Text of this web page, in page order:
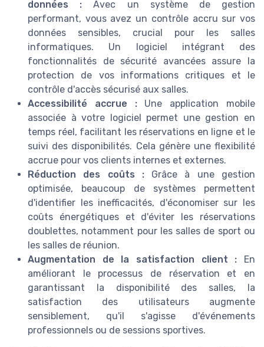
données : Avec un système de gestion
performant, vous avez un contrôle accru sur vos
données sensibles, crucial pour les salles
informatiques. Un logiciel intégrant des
fonctionnalités de sécurité avancées assure la
protection de vos informations critiques et le
contrôle d'accès sécurisé aux salles.
Accessibilité accrue :Une application mobile
associée à votre logiciel permet une gestion en
temps réel, facilitant les réservations en ligne et le
suivi des disponibilités. Cela génère une flexibilité
accrue pour vos clients internes et externes.
Réduction des coûts :Grâce à une gestion
optimisée, beaucoup de systèmes permettent
d'identifier les inefficacités, d'économiser sur les
coûts énergétiques et d'éviter les réservations
doublettes, notamment pour les salles de sport ou
les salles de réunion.
Augmentation de la satisfaction client : En
améliorant le processus de réservation et en
garantissant la disponibilité des salles, la
satisfaction des utilisateurs augmente
sensiblement, qu'il s'agisse d'événements
professionnels ou de sessions sportives.